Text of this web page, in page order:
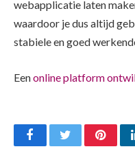
webapplicatie laten
waardoor je dus altijd
stabiele en goed
Eenonline platform
FacebookTwitter